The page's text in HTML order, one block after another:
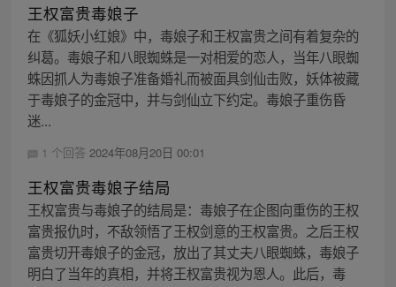
王权富贵毒娘子
在《狐妖小红娘》中，毒娘子和王权富贵之间有着复杂的
纠葛。毒娘子和八眼蜘蛛是一对相爱的恋人，当年八眼蜘
蛛因抓人为毒娘子准备婚礼而被面具剑仙击败，妖体被藏
于毒娘子的金冠中，并与剑仙立下约定。毒娘子重伤昏
迷...
1 个回答 2024年08月20日 00:01
王权富贵毒娘子结局
王权富贵与毒娘子的结局是：毒娘子在企图向重伤的王权
富贵报仇时，不敌领悟了王权剑意的王权富贵。之后王权
富贵切开毒娘子的金冠，放出了其丈夫八眼蜘蛛，毒娘子
明白了当年的真相，并将王权富贵视为恩人。此后，毒